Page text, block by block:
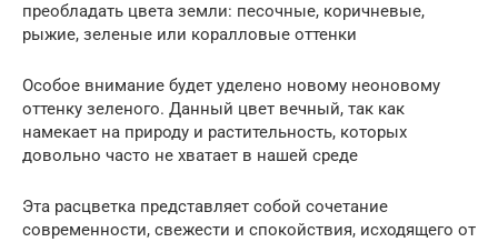
преобладать цвета земли: песочные, коричневые,
рыжие, зеленые или коралловые оттенки
Особое внимание будет уделено новому неоновому
оттенку зеленого. Данный цвет вечный, так как
намекает на природу и растительность, которых
довольно часто не хватает в нашей среде
Эта расцветка представляет собой сочетание
современности, свежести и спокойствия, исходящего от